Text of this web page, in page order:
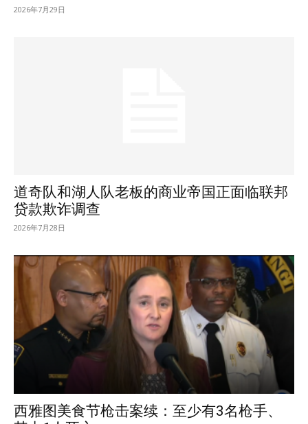
2026年7月29日
道奇队和湖人队老板的商业帝国正面临联邦
贷款欺诈调查
2026年7月28日
西雅图美食节枪击案续：至少有3名枪手、